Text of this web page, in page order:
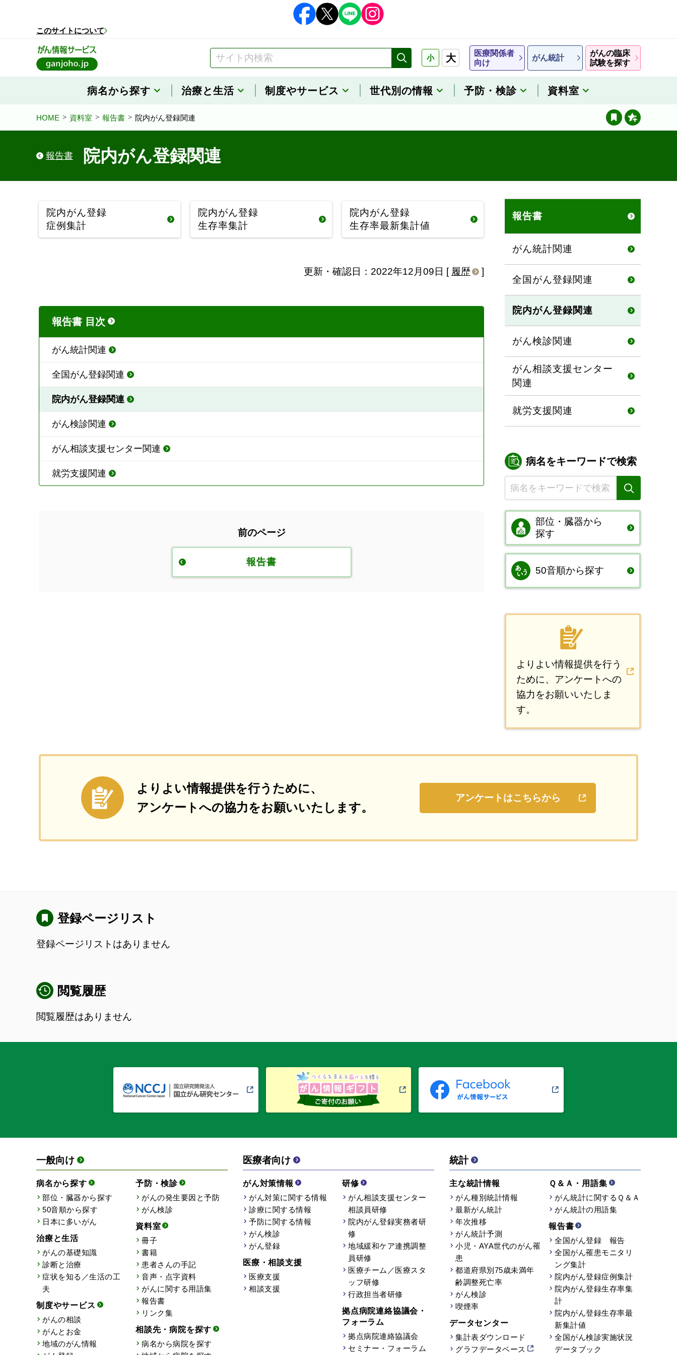
このサイトについて
小 大
医療関係者
向け
がん統計
がんの臨床
試験を探す
病名から探す 治療と生活 制度やサービス 世代別の情報 予防・検診 資料室
HOME 資料室 報告書 院内がん登録関連
報告書 院内がん登録関連
院内がん登録
症例集計
院内がん登録
生存率集計
院内がん登録
生存率最新集計値
更新・確認日：2022年12月09日 [ 履歴 ]
報告書 目次
がん統計関連
全国がん登録関連
院内がん登録関連
がん検診関連
がん相談支援センター関連
就労支援関連
前のページ
報告書
報告書
がん統計関連
全国がん登録関連
院内がん登録関連
がん検診関連
がん相談支援センター
関連
就労支援関連
病名をキーワードで検索
部位・臓器から
探す
50音順から探す
よりよい情報提供を行う
ために、アンケートへの
協力をお願いいたしま
す。
よりよい情報提供を行うために、
アンケートへの協力をお願いいたします。
アンケートはこちらから
登録ページリスト
登録ページリストはありません
閲覧履歴
閲覧履歴はありません
一般向け
病名から探す
部位・臓器から探す
50音順から探す
日本に多いがん
治療と生活
がんの基礎知識
診断と治療
症状を知る／生活の工
夫
制度やサービス
がんの相談
がんとお金
地域のがん情報
予防・検診
がんの発生要因と予防
がん検診
資料室
冊子
書籍
患者さんの手記
音声・点字資料
がんに関する用語集
報告書
リンク集
相談先・病院を探す
病名から病院を探す
医療者向け
がん対策情報
がん対策に関する情報
診療に関する情報
予防に関する情報
がん検診
がん登録
医療・相談支援
医療支援
相談支援
研修
がん相談支援センター
相談員研修
院内がん登録実務者研
修
地域緩和ケア連携調整
員研修
医療チーム／医療スタ
ッフ研修
行政担当者研修
拠点病院連絡協議会・
フォーラム
拠点病院連絡協議会
セミナー・フォーラム
統計
主な統計情報
がん種別統計情報
最新がん統計
年次推移
がん統計予測
小児・AYA世代のがん罹
患
都道府県別75歳未満年
齢調整死亡率
がん検診
喫煙率
データセンター
集計表ダウンロード
グラフデータベース
Ｑ＆Ａ・用語集
がん統計に関するＱ＆Ａ
がん統計の用語集
報告書
全国がん登録 報告
全国がん罹患モニタリ
ング集計
院内がん登録症例集計
院内がん登録生存率集
計
院内がん登録生存率最
新集計値
全国がん検診実施状況
データブック